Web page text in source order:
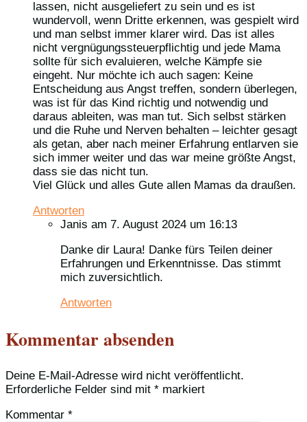
lassen, nicht ausgeliefert zu sein und es ist
wundervoll, wenn Dritte erkennen, was gespielt wird
und man selbst immer klarer wird. Das ist alles
nicht vergnügungssteuerpflichtig und jede Mama
sollte für sich evaluieren, welche Kämpfe sie
eingeht. Nur möchte ich auch sagen: Keine
Entscheidung aus Angst treffen, sondern überlegen,
was ist für das Kind richtig und notwendig und
daraus ableiten, was man tut. Sich selbst stärken
und die Ruhe und Nerven behalten – leichter gesagt
als getan, aber nach meiner Erfahrung entlarven sie
sich immer weiter und das war meine größte Angst,
dass sie das nicht tun.
Viel Glück und alles Gute allen Mamas da draußen.
Antworten
Janis am 7. August 2024 um 16:13
Danke dir Laura! Danke fürs Teilen deiner
Erfahrungen und Erkenntnisse. Das stimmt
mich zuversichtlich.
Antworten
Kommentar absenden
Deine E-Mail-Adresse wird nicht veröffentlicht.
Erforderliche Felder sind mit * markiert
Kommentar *